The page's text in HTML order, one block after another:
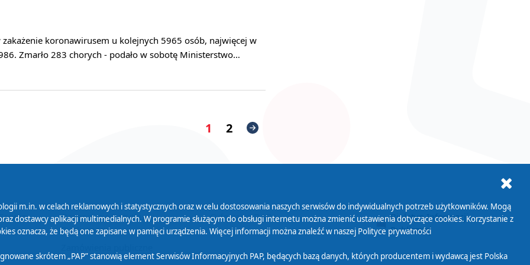
zakażenie koronawirusem u kolejnych 5965 osób, najwięcej w
Zmarło 283 chorych - podało w sobotę Ministerstwo…
1 2
Organizacje Pożytku
Publicznego
Cyfryzacja DAB+
Biuletyn Informacji
Publicznej
m.in. w celach reklamowych i statystycznych oraz w celu dostosowania naszych serwisów do indywidualnych potrzeb użytkowników. Mogą
dostawcy aplikacji multimedialnych. W programie służącym do obsługi internetu można zmienić ustawienia dotyczące cookies. Korzystanie z
oznacza, że będą one zapisane w pamięci urządzenia. Więcej informacji można znaleźć w naszej Polityce prywatności
skrótem „PAP” stanowią element Serwisów Informacyjnych PAP, będących bazą danych, których producentem i wydawcą jest Polska